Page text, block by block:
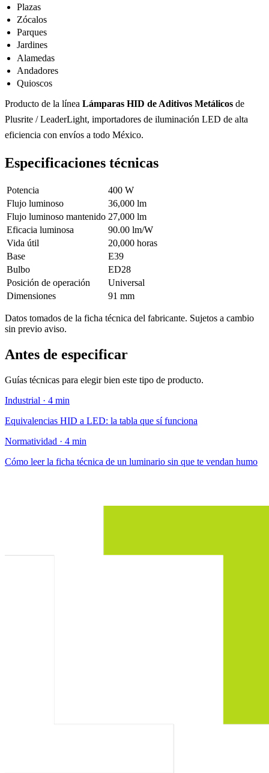
Plazas
Zócalos
Parques
Jardines
Alamedas
Andadores
Quioscos
Producto de la línea Lámparas HID de Aditivos Metálicos de
Plusrite / LeaderLight, importadores de iluminación LED de alta
eficiencia con envíos a todo México.
Especificaciones técnicas
Potencia
400 W
Flujo luminoso
36,000 lm
Flujo luminoso mantenido 27,000 lm
Eficacia luminosa
90.00 lm/W
Vida útil
20,000 horas
Base
E39
Bulbo
ED28
Posición de operación
Universal
Dimensiones
91 mm
Datos tomados de la ficha técnica del fabricante. Sujetos a cambio
sin previo aviso.
Antes de especificar
Guías técnicas para elegir bien este tipo de producto.
Industrial · 4 min
Equivalencias HID a LED: la tabla que sí funciona
Normatividad · 4 min
Cómo leer la ficha técnica de un luminario sin que te vendan humo